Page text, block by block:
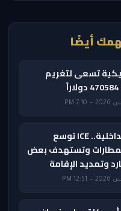
أيضًا
تسعى لتغريم
حتى في الرحلات الداخلية.. ICE توسع
وتستهدف بعض
وتمديد الإقامة